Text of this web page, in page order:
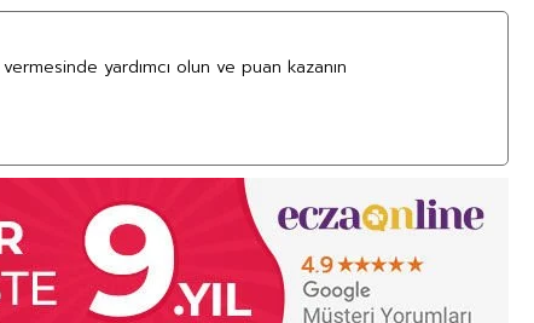
yardımcı olun ve puan kazanın